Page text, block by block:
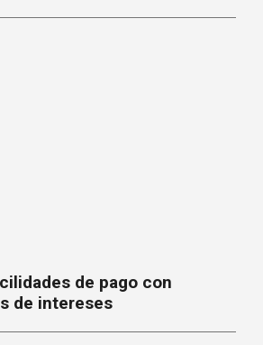
de pago con
de intereses